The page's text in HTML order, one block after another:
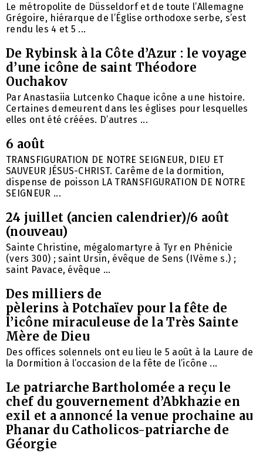
Le métropolite de Düsseldorf et de toute l’Allemagne
Grégoire, hiérarque de l’Église orthodoxe serbe, s’est
rendu les 4 et 5 ...
De Rybinsk à la Côte d’Azur : le voyage
d’une icône de saint Théodore
Ouchakov
Par Anastasiia Lutcenko Chaque icône a une histoire.
Certaines demeurent dans les églises pour lesquelles
elles ont été créées. D’autres ...
6 août
TRANSFIGURATION DE NOTRE SEIGNEUR, DIEU ET
SAUVEUR JÉSUS-CHRIST. Carême de la dormition,
dispense de poisson LA TRANSFIGURATION DE NOTRE
SEIGNEUR ...
24 juillet (ancien calendrier)/6 août
(nouveau)
Sainte Christine, mégalomartyre à Tyr en Phénicie
(vers 300) ; saint Ursin, évêque de Sens (IVème s.) ;
saint Pavace, évêque ...
Des milliers de
pèlerins à Potchaïev pour la fête de
l’icône miraculeuse de la Très Sainte
Mère de Dieu
Des offices solennels ont eu lieu le 5 août à la Laure de
la Dormition à l’occasion de la fête de l’icône ...
Le patriarche Bartholomée a reçu le
chef du gouvernement d’Abkhazie en
exil et a annoncé la venue prochaine au
Phanar du Catholicos-patriarche de
Géorgie